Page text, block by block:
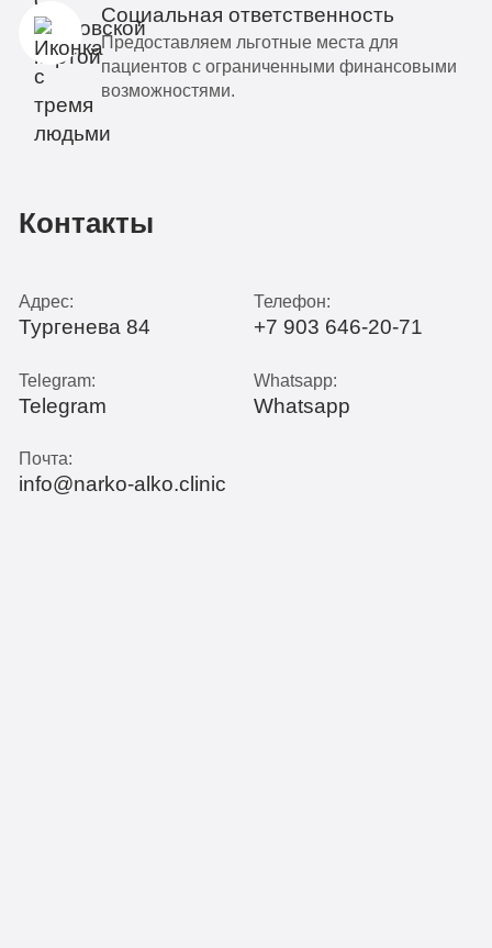
Социальная ответственность
Предоставляем льготные места для
пациентов с ограниченными финансовыми
возможностями.
Контакты
Адрес:
Тургенева 84
Телефон:
+7 903 646-20-71
Telegram:
Telegram
Whatsapp:
Whatsapp
Почта:
info@narko-alko.clinic